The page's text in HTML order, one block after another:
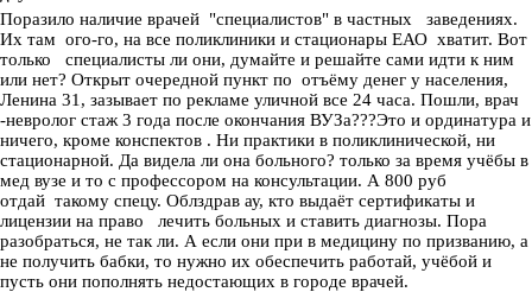
Поразило наличие врачей "специалистов" в частных заведениях.
Их там ого-го, на все поликлиники и стационары ЕАО хватит. Вот
только специалисты ли они, думайте и решайте сами идти к ним
или нет? Открыт очередной пункт по отъёму денег у населения,
Ленина 31, зазывает по рекламе уличной все 24 часа. Пошли, врач
-невролог стаж 3 года после окончания ВУЗа???Это и ординатура и
ничего, кроме конспектов . Ни практики в поликлинической, ни
стационарной. Да видела ли она больного? только за время учёбы в
мед вузе и то с профессором на консультации. А 800 руб
отдай такому спецу. Облздрав ау, кто выдаёт сертификаты и
лицензии на право лечить больных и ставить диагнозы. Пора
разобраться, не так ли. А если они при в медицину по призванию, а
не получить бабки, то нужно их обеспечить работай, учёбой и
пусть они пополнять недостающих в городе врачей.